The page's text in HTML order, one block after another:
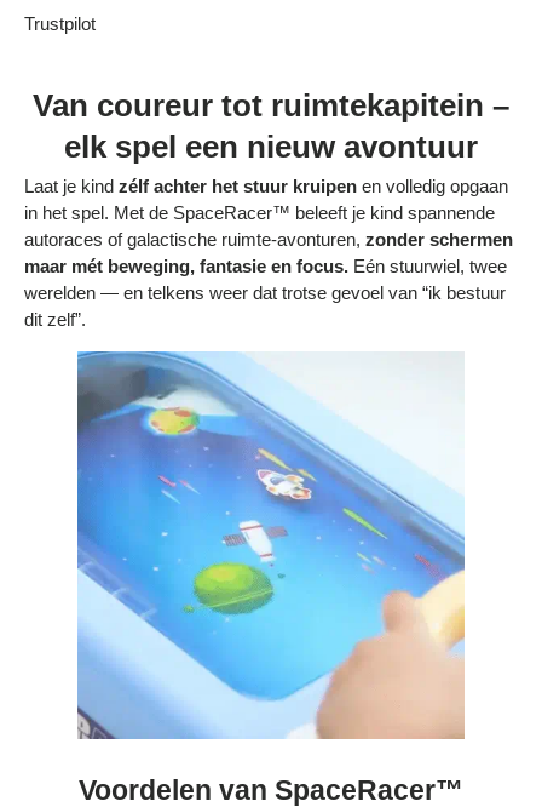
Over ons
Privacy policy
Alle categorieën
Bestelling volgen
Vacatures bij Middo
Veelgestelde vragen
Servicevoorwaarden
Betaalmogelijkheden
Bestelling herroepen
Ruilen en retourneren
Bestellingen & levering
Algemene voorwaarden
Wij steunen KWF, doe je mee?
Trustpilot
Van coureur tot ruimtekapitein –
elk spel een nieuw avontuur
Laat je kind zélf achter het stuur kruipen en volledig opgaan
in het spel. Met de SpaceRacer™ beleeft je kind spannende
autoraces of galactische ruimte-avonturen, zonder schermen
maar mét beweging, fantasie en focus. Eén stuurwiel, twee
werelden — en telkens weer dat trotse gevoel van “ik bestuur
dit zelf”.
Voordelen van SpaceRacer™